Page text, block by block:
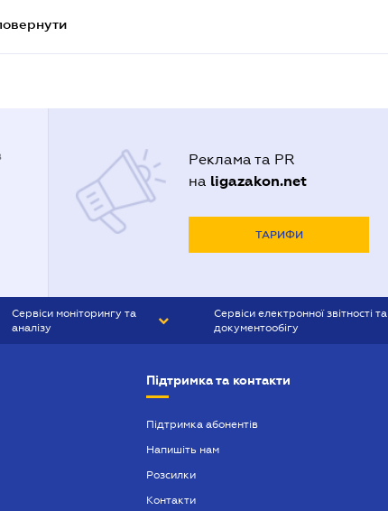
Реклама та PR
на ligazakon.net
ТАРИФИ
Сервіси моніторингу та
аналізу
Сервіси електронної звітності та
документообігу
Підтримка та контакти
Підтримка абонентів
Напишіть нам
Розсилки
Контакти